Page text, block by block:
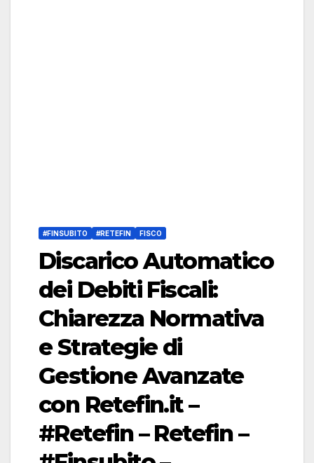
#FINSUBITO #RETEFIN FISCO
Discarico Automatico
dei Debiti Fiscali:
Chiarezza Normativa
e Strategie di
Gestione Avanzate
con Retefin.it –
#Retefin – Retefin –